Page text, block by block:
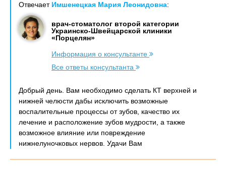
Отвечает Имшенецкая Мария Леонидовна:
врач-стоматолог второй категории
Украинско-Швейцарской клиники
«Порцелян»
Информация о консультанте
Все ответы консультанта
Добрый день. Вам необходимо сделать КТ верхней и
нижней челюсти дабы исключить возможные
воспалительные процессы от зубов, качество их
лечение и расположение зубов мудрости, а также
возможное влияние или повреждение
нижнелуночковых нервов. Удачи Вам